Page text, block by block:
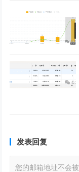
发表回复
您的邮箱地址不会被